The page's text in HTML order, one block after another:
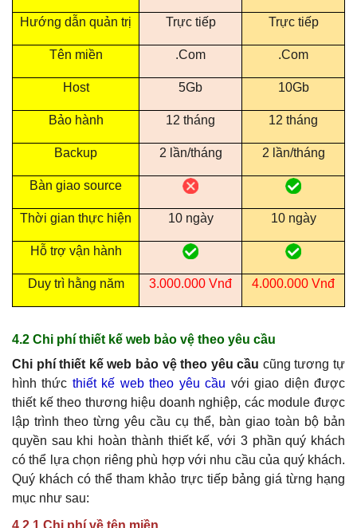
Hướng dẫn quản trị Trực tiếp Trực tiếp
Tên miền .Com .Com
Host 5Gb 10Gb
Bảo hành 12 tháng 12 tháng
Backup 2 lần/tháng 2 lần/tháng
Bàn giao source
Thời gian thực hiện 10 ngày 10 ngày
Hỗ trợ vận hành
Duy trì hằng năm 3.000.000 Vnđ 4.000.000 Vnđ
4.2 Chi phí thiết kế web bảo vệ theo yêu cầu
Chi phí thiết kế web bảo vệ theo yêu cầu cũng tương tự
hình thức thiết kế web theo yêu cầu với giao diện được
thiết kế theo thương hiệu doanh nghiệp, các module được
lập trình theo từng yêu cầu cụ thể, bàn giao toàn bộ bản
quyền sau khi hoàn thành thiết kế, với 3 phần quý khách
có thể lựa chọn riêng phù hợp với nhu cầu của quý khách.
Quý khách có thể tham khảo trực tiếp bảng giá từng hạng
mục như sau:
4.2.1 Chi phí về tên miền